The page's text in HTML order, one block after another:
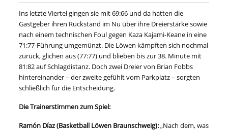
Ins letzte Viertel gingen sie mit 69:66 und da hatten die
Gastgeber ihren Rückstand im Nu über ihre Dreierstärke sowie
nach einem technischen Foul gegen Kaza Kajami-Keane in eine
71:77-Führung umgemünzt. Die Löwen kämpften sich nochmal
zurück, glichen aus (77:77) und blieben bis zur 38. Minute mit
81:82 auf Schlagdistanz. Doch zwei Dreier von Brian Fobbs
hintereinander – der zweite gefühlt vom Parkplatz – sorgten
schließlich für die Entscheidung.
Die Trainerstimmen zum Spiel:
Ramón Díaz (Basketball Löwen Braunschweig):„Nach dem, was